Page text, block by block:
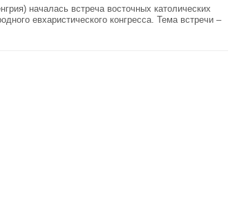
началась встреча восточных католических
евхаристического конгресса. Тема встречи –